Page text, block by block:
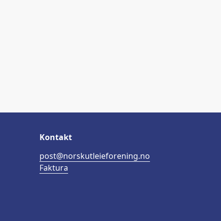
Kontakt
post@norskutleieforening.no
Faktura